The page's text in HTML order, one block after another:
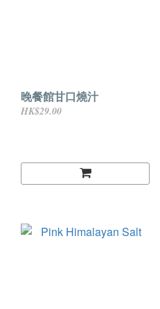
晚餐館甘口燒汁
HK$29.00